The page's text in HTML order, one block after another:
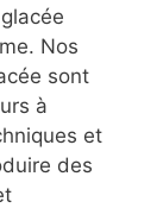
Nos
sont
à
et
des